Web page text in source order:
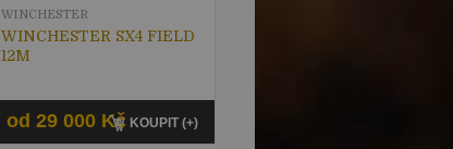
WINCHESTER SX4 FIELD
12M
WINCHESTER
od 29 000 Kč KOUPIT (+)